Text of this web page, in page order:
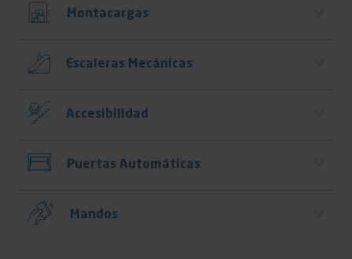
Montacargas
Escaleras Mecánicas
Accesibilidad
Puertas Automáticas
Mandos